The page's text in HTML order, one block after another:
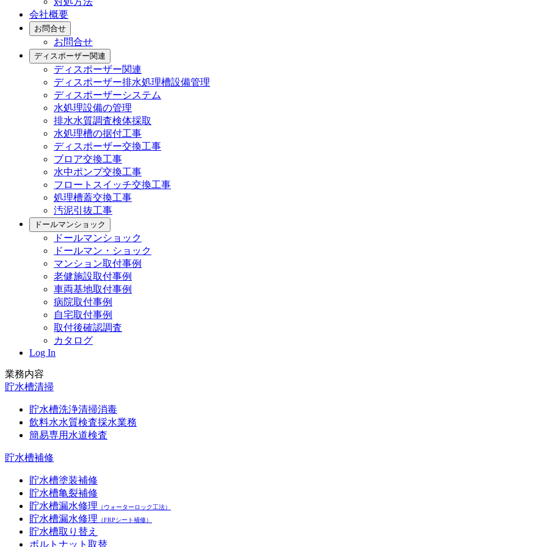
会社概要
お問合せ
お問合せ
ディスポーザー関連
ディスポーザー関連
ディスポーザー排水処理槽設備管理
ディスポーザーシステム
水処理設備の管理
排水水質調査検体採取
水処理槽の据付工事
ディスポーザー交換工事
ブロア交換工事
水中ポンプ交換工事
フロートスイッチ交換工事
処理槽蓋交換工事
汚泥引抜工事
ドールマンショック
ドールマンショック
ドールマン・ショック
マンション取付事例
老健施設取付事例
車両基地取付事例
病院取付事例
自宅取付事例
取付後確認調査
カタログ
Log In
業務内容
貯水槽清掃
貯水槽洗浄清掃消毒
飲料水水質検査採水業務
簡易専用水道検査
貯水槽補修
貯水槽塗装補修
貯水槽亀裂補修
貯水槽漏水修理 （ウォーターロック工法）
貯水槽漏水修理 （FRPシート補修）
貯水槽取り替え
ボルトナット取替